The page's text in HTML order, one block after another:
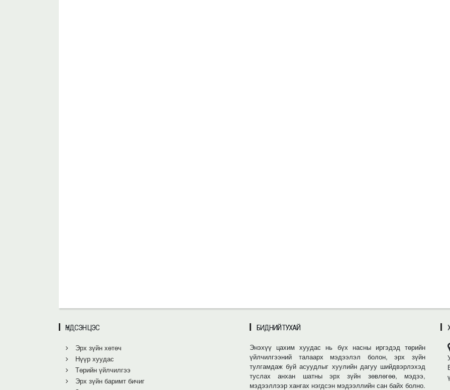
ҮНДСЭН ЦЭС
Эрх зүйн хөтөч
Нүүр хуудас
Төрийн үйлчилгээ
Эрх зүйн баримт бичиг
БИДНИЙ ТУХАЙ
Энэхүү цахим хуудас нь бүх насны иргэдэд төрийн
үйлчилгээний талаарх мэдээлэл болон, эрх зүйн
тулгамдаж буй асуудлыг хуулийн дагуу шийдвэрлэхэд
туслах анхан шатны эрх зүйн зөвлөгөө, мэдээ,
мэдээллээр хангах нэгдсэн мэдээллийн сан байх болно.